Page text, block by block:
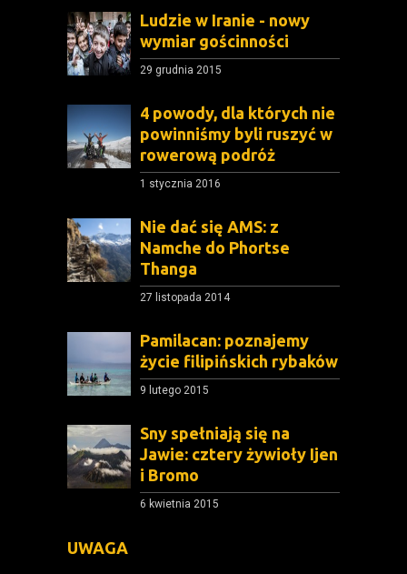
Ludzie w Iranie - nowy
wymiar gościnności
29 grudnia 2015
4 powody, dla których nie
powinniśmy byli ruszyć w
rowerową podróż
1 stycznia 2016
Nie dać się AMS: z
Namche do Phortse
Thanga
27 listopada 2014
Pamilacan: poznajemy
życie filipińskich rybaków
9 lutego 2015
Sny spełniają się na
Jawie: cztery żywioły Ijen
i Bromo
6 kwietnia 2015
UWAGA